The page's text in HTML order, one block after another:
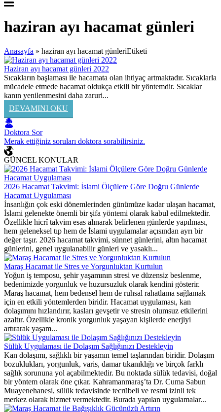
haziran ayı hacamat günleri
Anasayfa » haziran ayı hacamat günleriEtiketi
Haziran ayı hacamat günleri 2022
Sıcakların başlaması ile hacamata olan ihtiyaç artmaktadır. Sıcaklarla
mücadele etmede hacamat oldukça etkili bir yöntemdir. Sıcaklar
kanın yenilenmesini daha zaruri...
DEVAMINI OKU
Doktora Sor
Merak ettiğiniz soruları doktora sorabilirsiniz.
GÜNCEL KONULAR
2026 Hacamat Takvimi: İslami Ölçülere Göre Doğru Günlerde
Hacamat Uygulaması
İnsanlığın çok eski dönemlerinden günümüze kadar ulaşan hacamat,
İslami gelenekte önemli bir şifa yöntemi olarak kabul edilmektedir.
Özellikle hicrî takvim esas alınarak belirlenen günlerde yapılması,
hem geleneksel tıp hem de İslami uygulamalar açısından ayrı bir
değer taşır. 2026 hacamat takvimi, sünnet günlerini, altın hacamat
günlerini, genel uygulanabilir günleri ve yasaklı...
Maraş Hacamat ile Stres ve Yorgunluktan Kurtulun
Yoğun iş temposu, şehir yaşamının stresi ve düzensiz beslenme,
bedenimizde yorgunluk ve huzursuzluk olarak kendini gösterir.
Maraş hacamat, hem bedensel hem de ruhsal rahatlama sağlamak
için en etkili yöntemlerden biridir. Hacamat uygulaması, kan
dolaşımını hızlandırır, kasları gevşetir ve stresin olumsuz etkilerini
azaltır. Özellikle kronik yorgunluk yaşayan kişilerde enerjiyi
artırarak yaşam...
Sülük Uygulaması ile Dolaşım Sağlığınızı Destekleyin
Kan dolaşımı, sağlıklı bir yaşamın temel taşlarından biridir. Dolaşım
bozuklukları, yorgunluk, varis, damar tıkanıklığı ve birçok farklı
sağlık sorununa yol açabilmektedir. Bu noktada sülük tedavisi, doğal
bir yöntem olarak öne çıkar. Kahramanmaraş’ta Dr. Cuma Sabun
Muayenehanesi, sülük tedavisinde tecrübeli ve resmi izinli tek
merkez olarak hizmet vermektedir. Burada yapılan uygulamalar...